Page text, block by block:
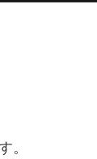
。